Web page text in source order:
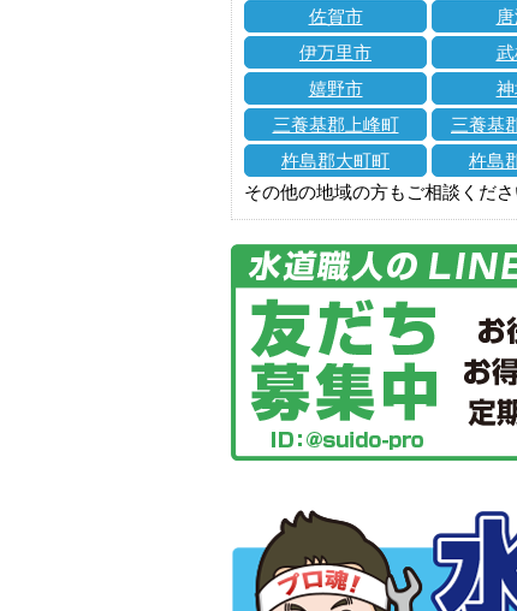
佐賀市
伊万里市
嬉野市
三養基郡上峰町
三養基
杵島郡大町町
杵島
その他の地域の方もご相談くださ